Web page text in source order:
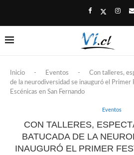
Inicio - Eventos -
Con talleres,
de la neurodiversidad se inauguró el Primer
Escénicas en San Fernando
Eventos
CON TALLERES,
BATUCADA DE LA
INAUGURÓ EL PRIMER